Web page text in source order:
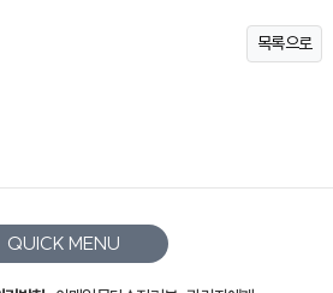
목록으로
QUICK MENU